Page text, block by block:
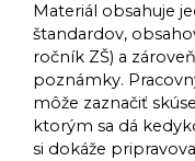
Materiál obsahuje
štandardov,
ročník ZŠ) a
poznámky.
môže zaznačiť
ktorým sa dá
si dokáže